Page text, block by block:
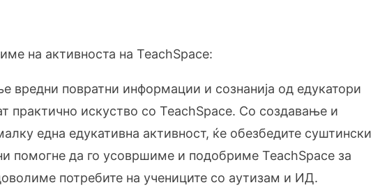
на активноста на TeachSpace:
вредни повратни информации и сознанија од едукатори
практично искуство со TeachSpace. Со создавање и
една едукативна активност, ќе обезбедите суштински
помогне да го усовршиме и подобриме TeachSpace за
потребите на учениците со аутизам и ИД.